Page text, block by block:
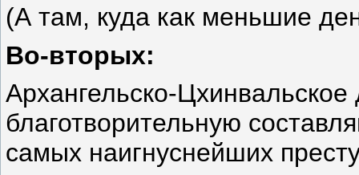
(А там, куда как меньшие
Во-вторых:
Архангельско-Цхинвальское
благотворительную
самых наигнуснейших